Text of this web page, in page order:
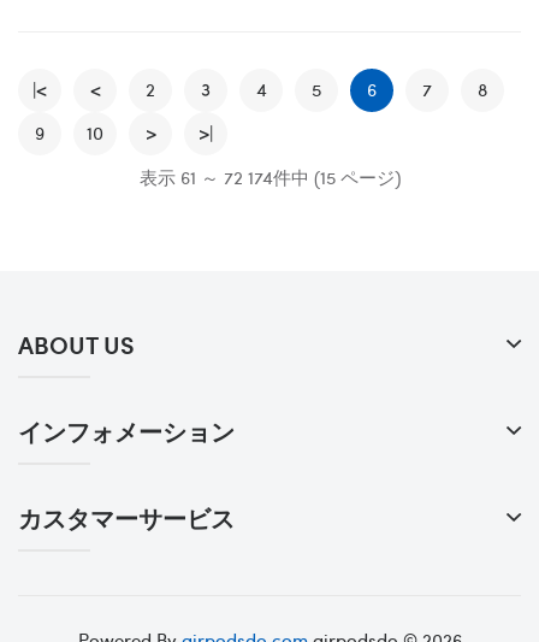
|< < 2 3 4 5 6 7
8
9
10 >
>|
表示 61 ～ 72 174件中 (15 ページ)
ABOUT US
インフォメーション
カスタマーサービス